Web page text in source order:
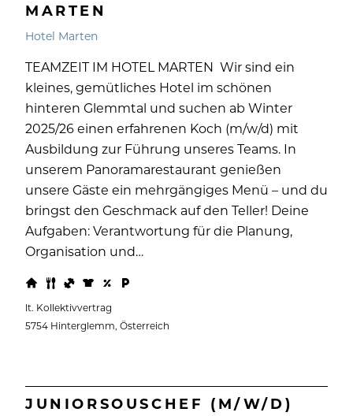
MARTEN
Hotel Marten
TEAMZEIT IM HOTEL MARTEN Wir sind ein
kleines, gemütliches Hotel im schönen
hinteren Glemmtal und suchen ab Winter
2025/26 einen erfahrenen Koch (m/w/d) mit
Ausbildung zur Führung unseres Teams. In
unserem Panoramarestaurant genießen
unsere Gäste ein mehrgängiges Menü – und du
bringst den Geschmack auf den Teller! Deine
Aufgaben: Verantwortung für die Planung,
Organisation und…
lt. Kollektivvertrag
5754 Hinterglemm, Österreich
JUNIORSOUSCHEF (M/W/D)